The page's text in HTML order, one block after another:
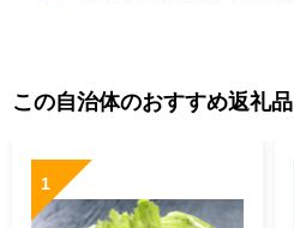
この自治体のおすすめ返礼品
1